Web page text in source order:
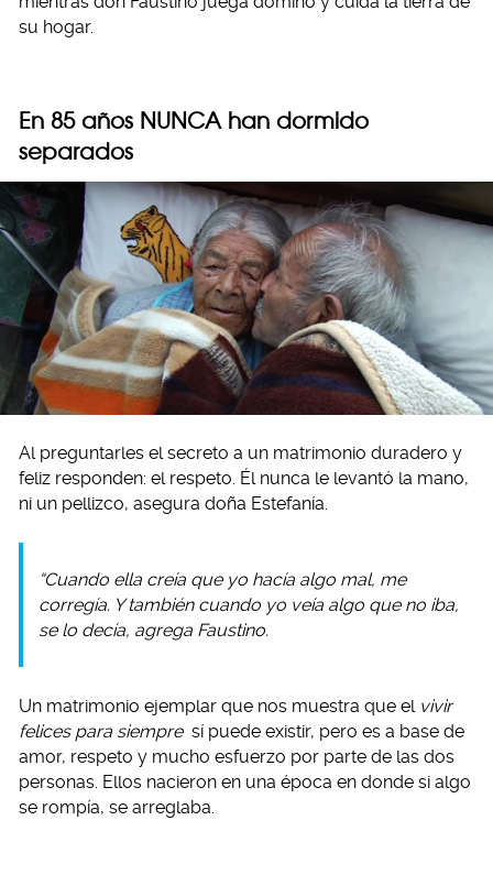
su hogar.
En 85 años NUNCA han dormido
separados
Al preguntarles el secreto a un matrimonio duradero y
feliz responden: el respeto. Él nunca le levantó la mano,
ni un pellizco, asegura doña Estefanía.
“Cuando ella creía que yo hacía algo mal, me
corregía. Y también cuando yo veía algo que no iba,
se lo decía, agrega Faustino.
Un matrimonio ejemplar que nos muestra que el vivir
felices para siempre sí puede existir, pero es a base de
amor, respeto y mucho esfuerzo por parte de las dos
personas. Ellos nacieron en una época en donde si algo
se rompía, se arreglaba.